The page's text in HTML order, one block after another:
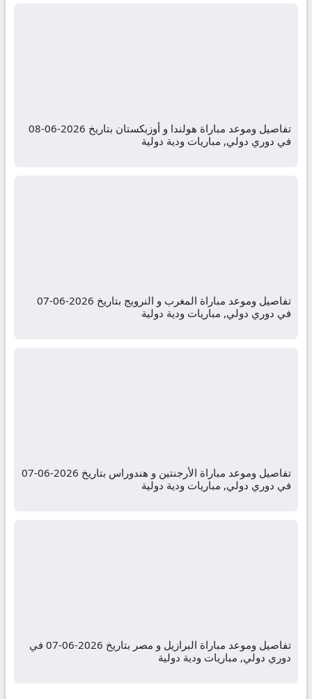
تفاصيل وموعد مباراة هولندا و أوزبكستان بتاريخ 2026-06-08
في دوري دولي, مباريات ودية دولية
تفاصيل وموعد مباراة المغرب و النرويج بتاريخ 2026-06-07
في دوري دولي, مباريات ودية دولية
تفاصيل وموعد مباراة الأرجنتين و هندوراس بتاريخ 2026-06-07
في دوري دولي, مباريات ودية دولية
تفاصيل وموعد مباراة البرازيل و مصر بتاريخ 2026-06-07 في
دوري دولي, مباريات ودية دولية